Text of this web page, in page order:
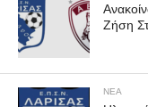
Ζήση
ΝΕΑ